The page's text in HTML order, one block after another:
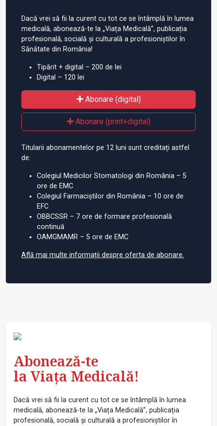
Dacă vrei să fii la curent cu tot ce se întâmplă în lumea
medicală, abonează-te la „Viața Medicală”, publicația
profesională, socială și culturală a profesioniștilor în
Sănătate din România!
Tipărit + digital – 200 de lei
Digital – 120 lei
Abonare (digital)
Abonare (print+digital)
Titularii abonamentelor pe 12 luni sunt creditați astfel
de:
Colegiul Medicilor Stomatologi din România – 5
ore de EMC
Colegiul Farmaciștilor din România – 10 ore de
EFC
OBBCSSR – 7 ore de formare profesională
continuă
OAMGMAMR – 5 ore de EMC
Află mai multe informații despre oferta de abonare.
Abonează-te
la Viața Medicală!
Dacă vrei să fii la curent cu tot ce se întâmplă în lumea
medicală, abonează-te la „Viața Medicală”, publicația
profesională, socială și culturală a profesioniștilor în